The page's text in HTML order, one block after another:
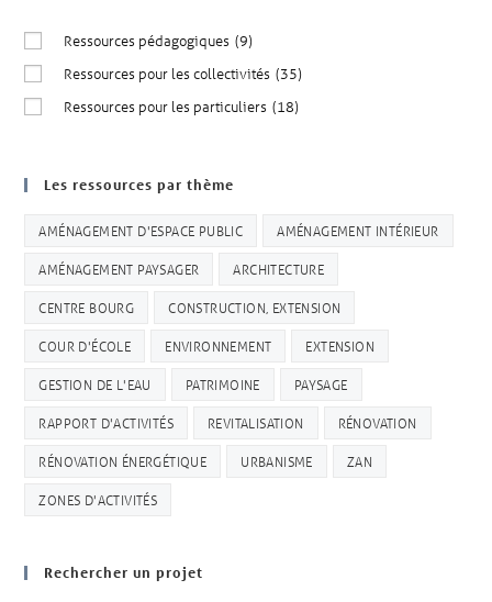
Ressources pédagogiques (9)
Ressources pour les collectivités (35)
Ressources pour les particuliers (18)
Les ressources par thème
AMÉNAGEMENT D'ESPACE PUBLIC AMÉNAGEMENT INTÉRIEUR
AMÉNAGEMENT PAYSAGER ARCHITECTURE
CENTRE BOURG CONSTRUCTION, EXTENSION
COUR D'ÉCOLE ENVIRONNEMENT EXTENSION
GESTION DE L'EAU PATRIMOINE PAYSAGE
RAPPORT D'ACTIVITÉS REVITALISATION RÉNOVATION
RÉNOVATION ÉNERGÉTIQUE URBANISME ZAN
ZONES D'ACTIVITÉS
Rechercher un projet